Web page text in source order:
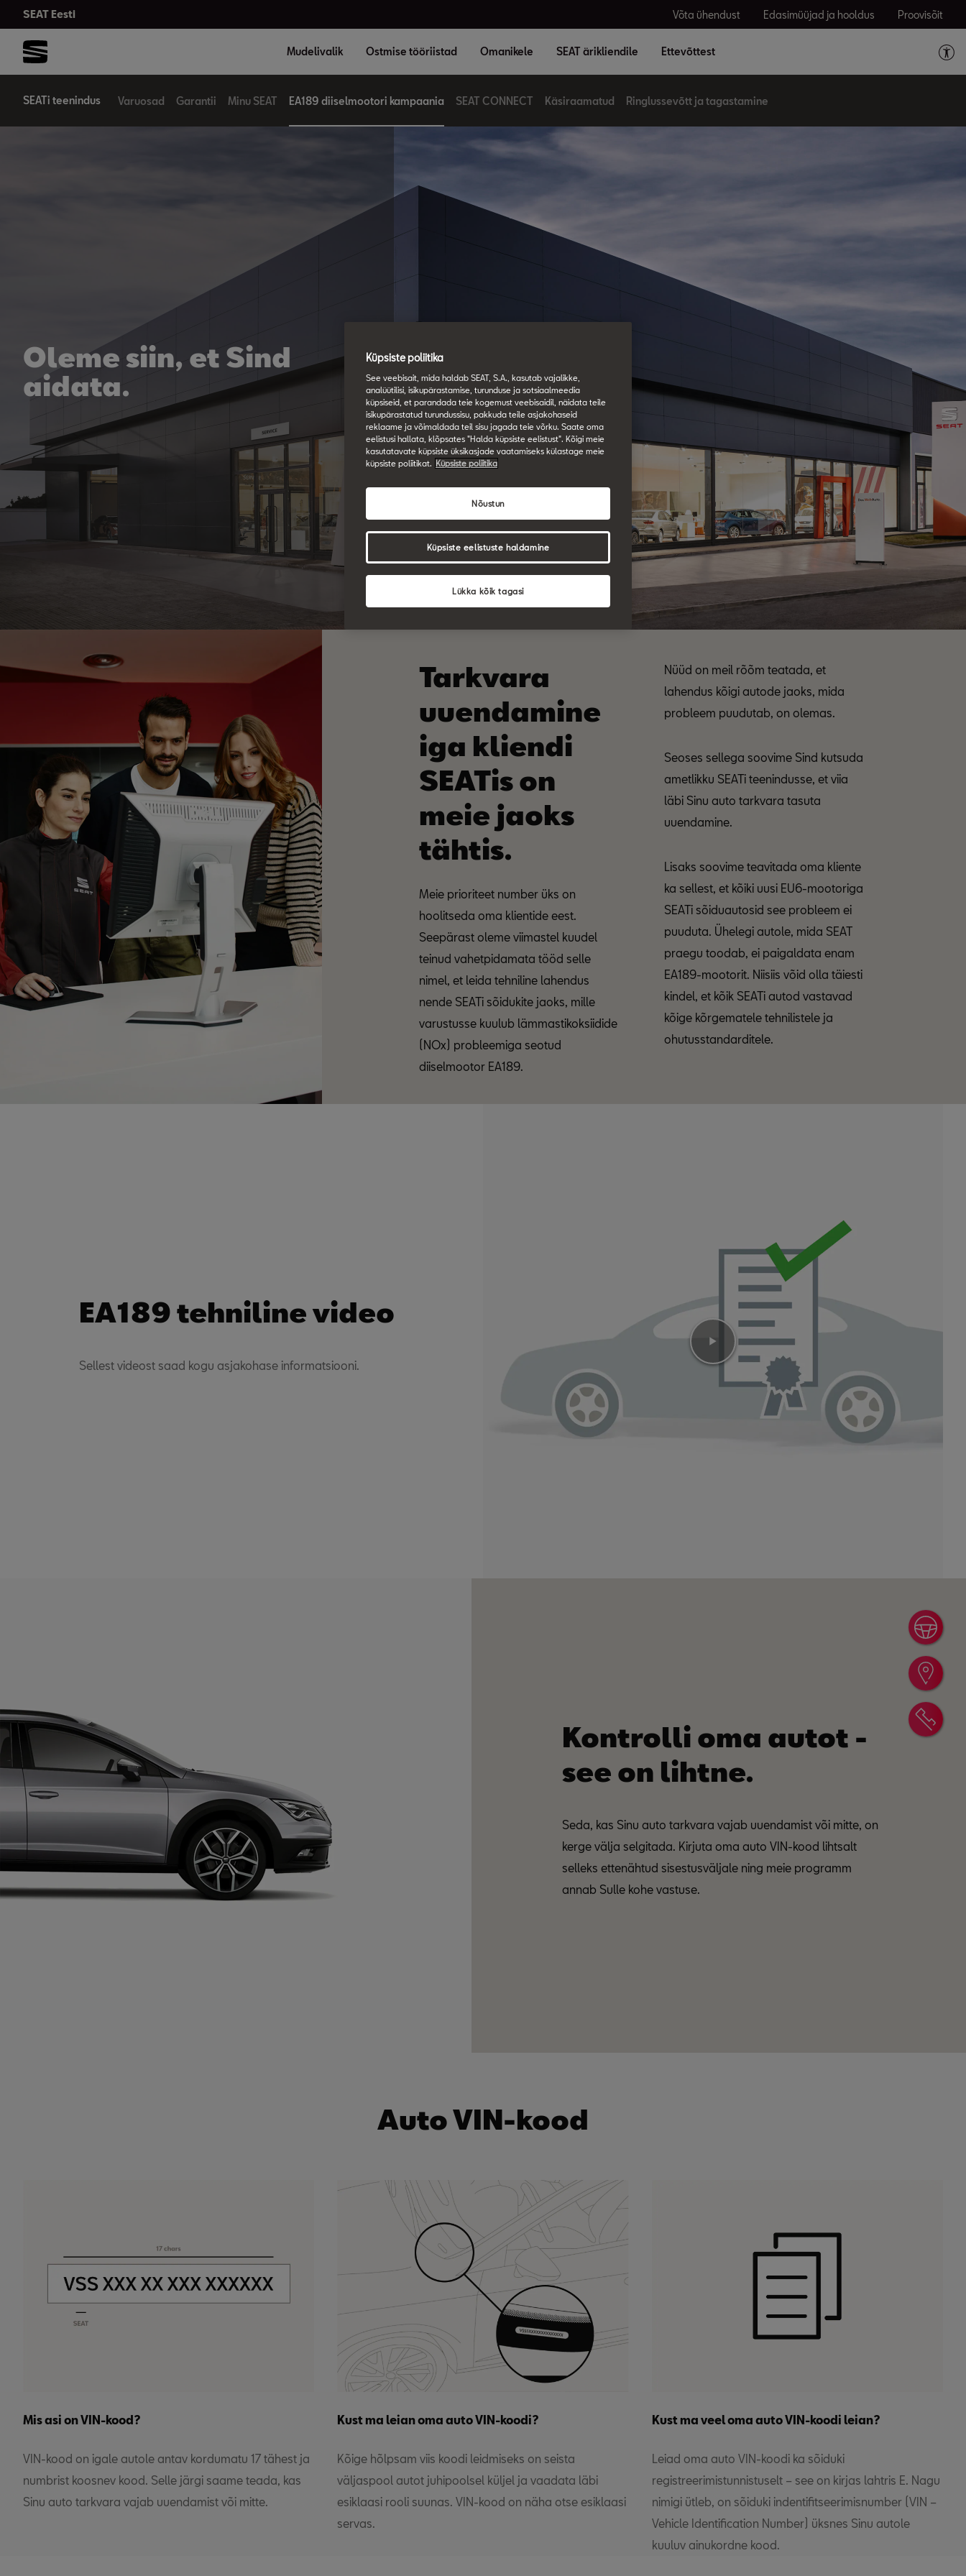
SEAT Eesti Võta ühendust Edasimüüjad ja hooldus Proovisõit
Mudelivalik Ostmise tööriistad Omanikele SEAT ärikliendile Ettevõttest
SEATi teenindus Varuosad Garantii Minu SEAT EA189 diiselmootori kampaania SEAT CONNECT Käsiraamatud Ringlussevõtt ja tagastamine
Oleme siin, et Sind
aidata.
Tarkvara
uuendamine
iga kliendi
SEATis on
meie jaoks
tähtis.
Meie prioriteet number üks on
hoolitseda oma klientide eest.
Seepärast oleme viimastel kuudel
teinud vahetpidamata tööd selle
nimel, et leida tehniline lahendus
nende SEATi sõidukite jaoks, mille
varustusse kuulub lämmastikoksiidide
(NOx) probleemiga seotud
diiselmootor EA189.
Nüüd on meil rõõm teatada, et
lahendus kõigi autode jaoks, mida
probleem puudutab, on olemas.
Seoses sellega soovime Sind kutsuda
ametlikku SEATi teenindusse, et viia
läbi Sinu auto tarkvara tasuta
uuendamine.
Lisaks soovime teavitada oma kliente
ka sellest, et kõiki uusi EU6-mootoriga
SEATi sõiduautosid see probleem ei
puuduta. Ühelegi autole, mida SEAT
praegu toodab, ei paigaldata enam
EA189-mootorit. Niisiis võid olla täiesti
kindel, et kõik SEATi autod vastavad
kõige kõrgematele tehnilistele ja
ohutusstandarditele.
EA189 tehniline video
Sellest videost saad kogu asjakohase informatsiooni.
Kontrolli oma autot -
see on lihtne.
Seda, kas Sinu auto tarkvara vajab uuendamist või mitte, on
kerge välja selgitada. Kirjuta oma auto VIN-kood lihtsalt
selleks ettenähtud sisestusväljale ning meie programm
annab Sulle kohe vastuse.
Auto VIN-kood
Mis asi on VIN-kood?
VIN-kood on igale autole antav kordumatu 17 tähest ja
numbrist koosnev kood. Selle järgi saame teada, kas
Sinu auto tarkvara vajab uuendamist või mitte.
Kust ma leian oma auto VIN-koodi?
Kõige hõlpsam viis koodi leidmiseks on seista
väljaspool autot juhipoolsel küljel ja vaadata läbi
esiklaasi rooli suunas. VIN-kood on näha otse esiklaasi
servas.
Kust ma veel oma auto VIN-koodi leian?
Leiad oma auto VIN-koodi ka sõiduki
registreerimistunnistuselt – see on kirjas lahtris E. Nagu
nimigi ütleb, on sõiduki indentifitseerimisnumber (VIN –
Vehicle Identification Number) üksnes Sinu autole
kuuluv ainukordne kood.
Küpsiste poliitika
See veebisait, mida haldab SEAT, S.A., kasutab vajalikke,
analüütilisi, isikupärastamise, turunduse ja sotsiaalmeedia
küpsiseid, et parandada teie kogemust veebisaidil, näidata teile
isikupärastatud turundussisu, pakkuda teile asjakohaseid
reklaame ja võimaldada teil sisu jagada teie võrku. Saate oma
eelistusi hallata, klõpsates "Halda küpsiste eelistust". Kõigi meie
kasutatavate küpsiste üksikasjade vaatamiseks külastage meie
küpsiste poliitikat. Küpsiste poliitika
Lükka kõik tagasi
Nõustun
Küpsiste eelistuste haldamine